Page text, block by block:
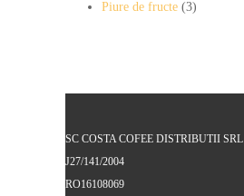
Piure de fructe (3)
SC COSTA COFEE DISTRIBUTII SRL
J27/141/2004
RO16108069